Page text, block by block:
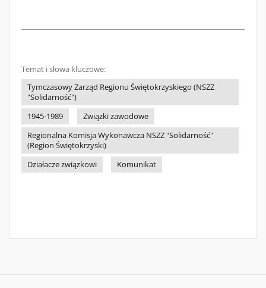
Temat i słowa kluczowe:
Tymczasowy Zarząd Regionu Świętokrzyskiego (NSZZ
"Solidarność")
1945-1989
Związki zawodowe
Regionalna Komisja Wykonawcza NSZZ "Solidarność"
(Region Świętokrzyski)
Działacze związkowi
Komunikat